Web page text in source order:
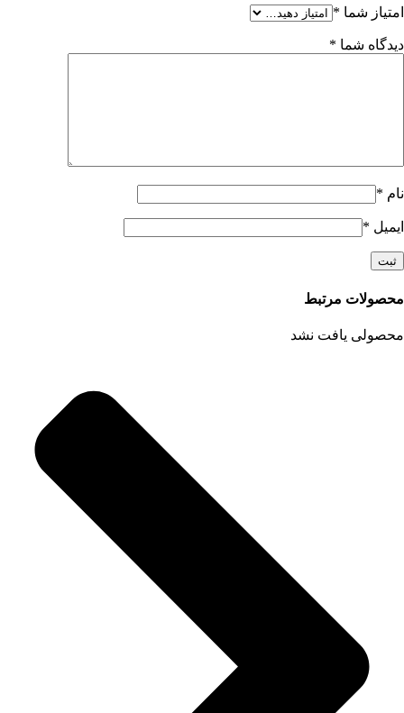
امتیاز شما *
دیدگاه شما *
نام *
ایمیل *
محصولات مرتبط
محصولی یافت نشد